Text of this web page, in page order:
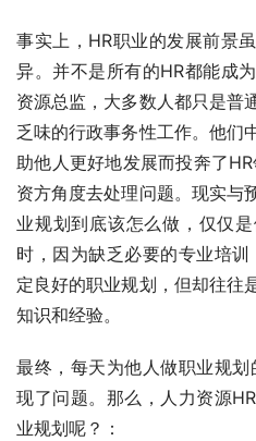
事实上，HR职业的发展前景
异。并不是所有的HR都能成
资源总监，大多数人都只是普
乏味的行政事务性工作。他们
助他人更好地发展而投奔了
资方角度去处理问题。现实与
业规划到底该怎么做，仅仅
时，因为缺乏必要的专业培
定良好的职业规划，但却往往
知识和经验。
最终，每天为他人做职业规
现了问题。那么，人力资源
业规划呢？：